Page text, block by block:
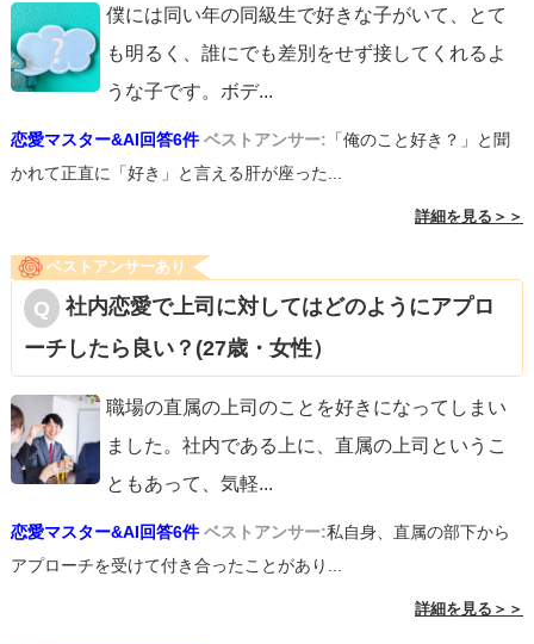
僕には同い年の同級生で好きな子がいて、とて
も明るく、誰にでも差別をせず接してくれるよ
うな子です。ボデ...
恋愛マスター&AI回答6件 ベストアンサー: 「俺のこと好き？」と聞
かれて正直に「好き」と言える肝が座った...
詳細を見る＞＞
ベストアンサーあり
社内恋愛で上司に対してはどのようにアプロ
ーチしたら良い？(27歳・女性）
職場の直属の上司のことを好きになってしまい
ました。社内である上に、直属の上司というこ
ともあって、気軽...
恋愛マスター&AI回答6件 ベストアンサー:私自身、直属の部下から
アプローチを受けて付き合ったことがあり...
詳細を見る＞＞